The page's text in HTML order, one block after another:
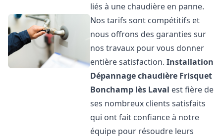
liés à une chaudière en panne.
Nos tarifs sont compétitifs et
nous offrons des garanties sur
nos travaux pour vous donner
entière satisfaction.Installation
Dépannage chaudière Frisquet
Bonchamp lès Laval est fière de
ses nombreux clients satisfaits
qui ont fait confiance à notre
équipe pour résoudre leurs